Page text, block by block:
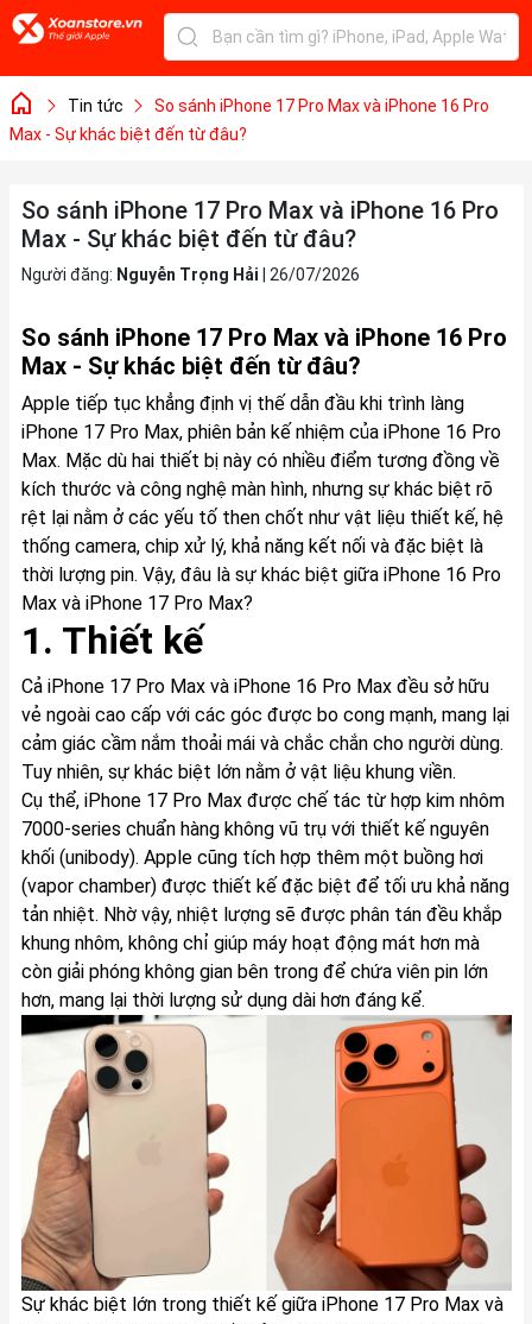
Tin tức
So sánh iPhone 17 Pro Max và iPhone 16 Pro
Max - Sự khác biệt đến từ đâu?
So sánh iPhone 17 Pro Max và iPhone 16 Pro
Max - Sự khác biệt đến từ đâu?
Người đăng: Nguyễn Trọng Hải 26/07/2026
So sánh iPhone 17 Pro Max và iPhone 16 Pro
Max - Sự khác biệt đến từ đâu?
Apple tiếp tục khẳng định vị thế dẫn đầu khi trình làng
iPhone 17 Pro Max, phiên bản kế nhiệm của iPhone 16 Pro
Max. Mặc dù hai thiết bị này có nhiều điểm tương đồng về
kích thước và công nghệ màn hình, nhưng sự khác biệt rõ
rệt lại nằm ở các yếu tố then chốt như vật liệu thiết kế, hệ
thống camera, chip xử lý, khả năng kết nối và đặc biệt là
thời lượng pin. Vậy, đâu là sự khác biệt giữa iPhone 16 Pro
Max và iPhone 17 Pro Max?
1. Thiết kế
Cả iPhone 17 Pro Max và iPhone 16 Pro Max đều sở hữu
vẻ ngoài cao cấp với các góc được bo cong mạnh, mang lại
cảm giác cầm nắm thoải mái và chắc chắn cho người dùng.
Tuy nhiên, sự khác biệt lớn nằm ở vật liệu khung viền.
Cụ thể, iPhone 17 Pro Max được chế tác từ hợp kim nhôm
7000-series chuẩn hàng không vũ trụ với thiết kế nguyên
khối (unibody). Apple cũng tích hợp thêm một buồng hơi
(vapor chamber) được thiết kế đặc biệt để tối ưu khả năng
tản nhiệt. Nhờ vậy, nhiệt lượng sẽ được phân tán đều khắp
khung nhôm, không chỉ giúp máy hoạt động mát hơn mà
còn giải phóng không gian bên trong để chứa viên pin lớn
hơn, mang lại thời lượng sử dụng dài hơn đáng kể.
Sự khác biệt lớn trong thiết kế giữa iPhone 17 Pro Max và